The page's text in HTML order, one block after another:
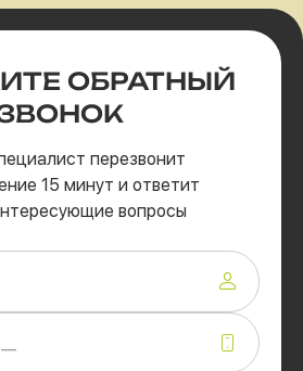
ОБРАТНЫЙ
перезвонит
15 минут и ответит
вопросы